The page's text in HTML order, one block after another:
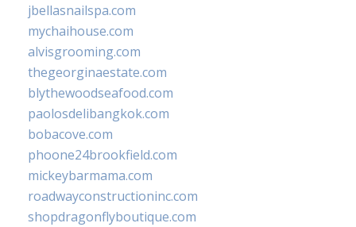
jbellasnailspa.com
mychaihouse.com
alvisgrooming.com
thegeorginaestate.com
blythewoodseafood.com
paolosdelibangkok.com
bobacove.com
phoone24brookfield.com
mickeybarmama.com
roadwayconstructioninc.com
shopdragonflyboutique.com